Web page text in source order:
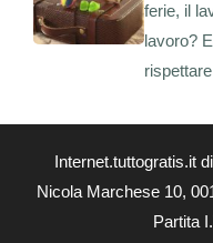
ferie, il
lavoro?
rispettare
Internet.tuttogratis.it
Nicola Marchese 10,
Partita